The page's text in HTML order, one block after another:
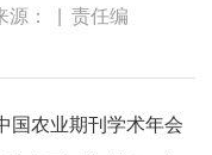
源： | 责任编
国农业期刊学术年会